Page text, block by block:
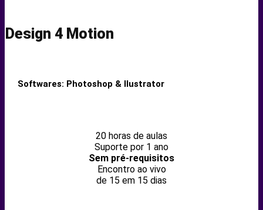
Design 4 Motion
Softwares: Photoshop & Ilustrator
20 horas de aulas
Suporte por 1 ano
Sem pré-requisitos
Encontro ao vivo
de 15 em 15 dias